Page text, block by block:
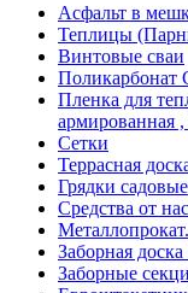
Асфальт в
Теплицы
Винтовые сваи
Пленка для
армированная
Сетки
Террасная
Грядки садовые
Средства от
Заборная
Заборные